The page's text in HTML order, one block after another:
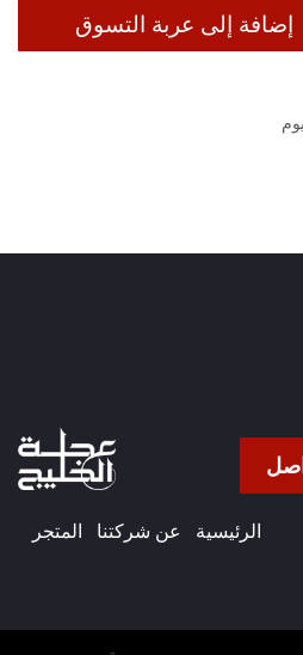
إضافة إلى عربة التسوق
الرئيسية عن شركتنا​ المتجر